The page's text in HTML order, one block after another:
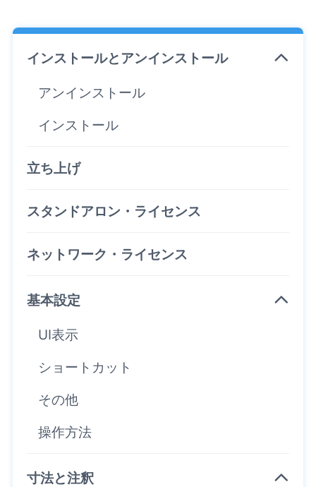
インストールとアンインストール
アンインストール
インストール
立ち上げ
スタンドアロン・ライセンス
ネットワーク・ライセンス
基本設定
UI表示
ショートカット
その他
操作方法
寸法と注釈